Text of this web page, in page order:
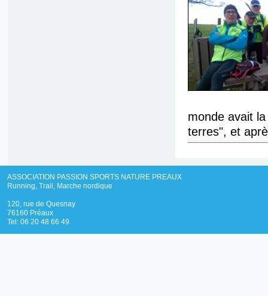
monde avait
terres", et
ASSOCIATION PASSION SPORTS NATURE PREAUX
Running, Trail, Marche nordique
120, rue de Quesnay
76160 Préaux
Tel: 06 20 48 66 49